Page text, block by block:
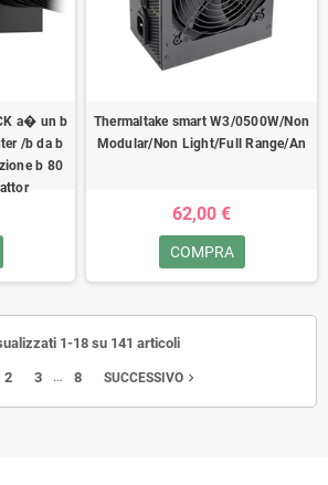
a� un b
/b da b
b 80
Thermaltake smart W3/0500W/Non
Modular/Non Light/Full Range/An
62,00 €
COMPRA
1-18 su 141 articoli
2 3 … 8 SUCCESSIVOnavigate_next